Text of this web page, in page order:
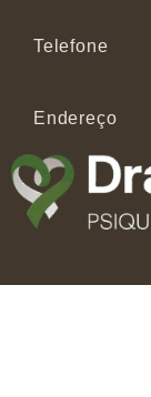
Telefone
Endereço